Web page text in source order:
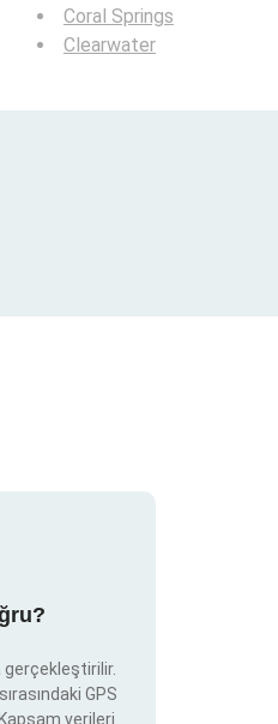
Coral Springs
Clearwater
gerçekleştirilir.
GPS
verileri